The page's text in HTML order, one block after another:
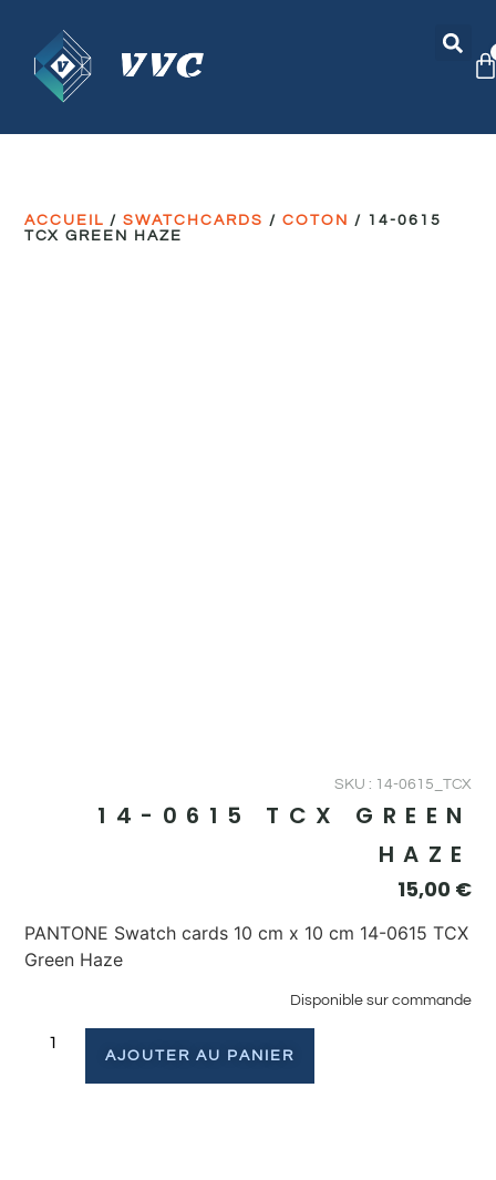
ACCUEIL /SWATCHCARDS /COTON / 14-0615
TCX GREEN HAZE
SKU : 14-0615_TCX
14-0615 TCX GREEN
HAZE
15,00 €
PANTONE Swatch cards 10 cm x 10 cm 14-0615 TCX
Green Haze
Disponible sur commande
AJOUTER AU PANIER